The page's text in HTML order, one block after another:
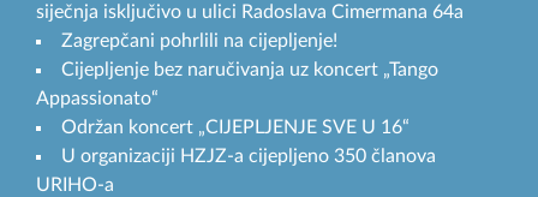
siječnja isključivo u ulici Radoslava Cimermana 64a
Zagrepčani pohrlili na cijepljenje!
Cijepljenje bez naručivanja uz koncert „Tango
Appassionato“
Održan koncert „CIJEPLJENJE SVE U 16“
U organizaciji HZJZ-a cijepljeno 350 članova
URIHO-a